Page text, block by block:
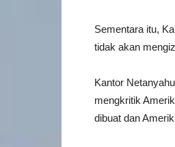
Sementara itu,
tidak akan
Kantor
mengkritik
dibuat dan